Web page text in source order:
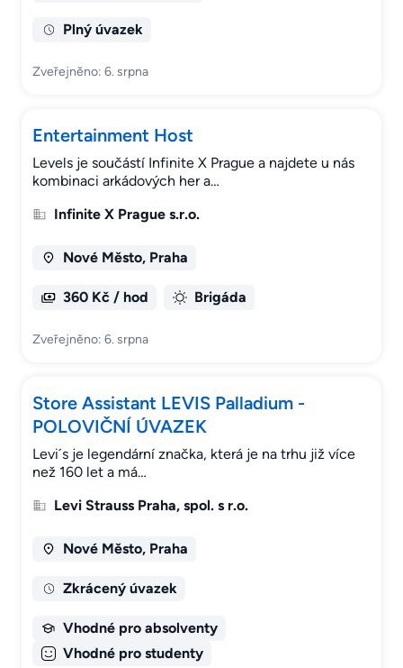
Plný úvazek
Zveřejněno: 6. srpna
Entertainment Host
Levels je součástí Infinite X Prague a najdete u nás
kombinaci arkádových her a…
Infinite X Prague s.r.o.
Nové Město, Praha
360 Kč / hod Brigáda
Zveřejněno: 6. srpna
Store Assistant LEVIS Palladium -
POLOVIČNÍ ÚVAZEK
Levi´s je legendární značka, která je na trhu již více
než 160 let a má…
Levi Strauss Praha, spol. s r.o.
Nové Město, Praha
Zkrácený úvazek
Vhodné pro absolventy
Vhodné pro studenty